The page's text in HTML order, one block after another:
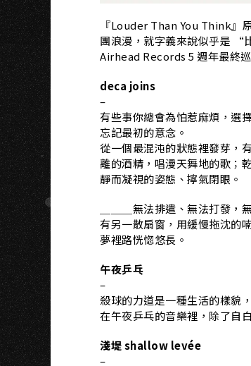
『Louder Than You Think』
團浪漫，就字義來說似乎是 “
Airhead Records 5 週年最終
deca joins
–
有些事你總會為怕惹麻煩，選
忘記最初的意念。
從一個最混沌的狀態裡發芽，
離的酒精，唱漫天舞地的歌；
靜而凝視的姿態、擰氣閉眼。
＿＿＿無法排遣、無法打發
有另一散扇窗，用緩慢拖沈的
夢裡路恍惚悠長。
午夜乒乓
–
殺球的力道是一種生活的樣貌
在午夜乒乓的音樂裡，除了自
淺堤 shallow levée
–